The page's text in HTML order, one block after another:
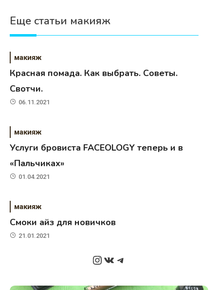
Еще статьи макияж
макияж
Красная помада. Как выбрать. Советы.
Свотчи.
06.11.2021
макияж
Услуги бровиста FACEOLOGY теперь и в
«Пальчиках»
01.04.2021
макияж
Cмоки айз для новичков
21.01.2021
Instagram
ВКонтакте
Telegram